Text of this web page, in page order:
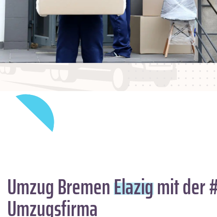
Umzug BremenElazigmit der
Umzugsfirma